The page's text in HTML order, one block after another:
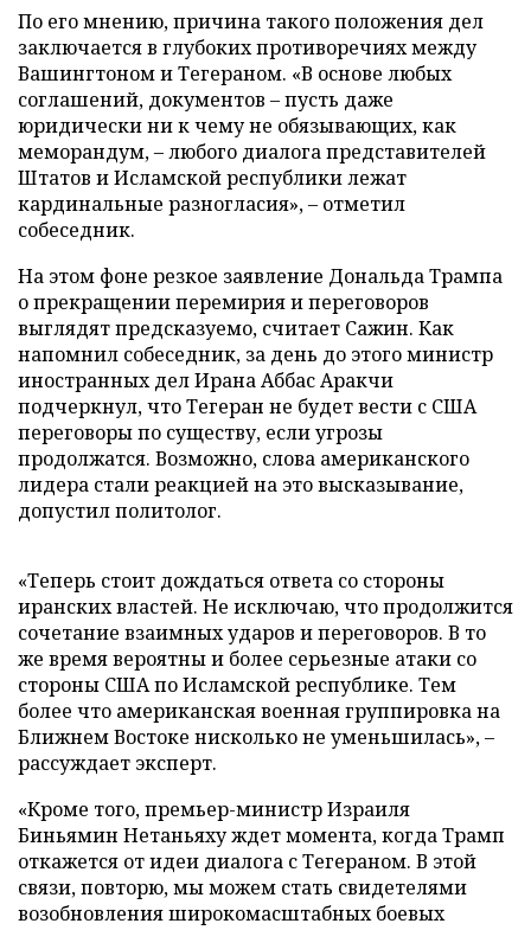
По его мнению, причина такого положения дел
заключается в глубоких противоречиях между
Вашингтоном и Тегераном. «В основе любых
соглашений, документов – пусть даже
юридически ни к чему не обязывающих, как
меморандум, – любого диалога представителей
Штатов и Исламской республики лежат
кардинальные разногласия», – отметил
собеседник.
На этом фоне резкое заявление Дональда Трампа
о прекращении перемирия и переговоров
выглядят предсказуемо, считает Сажин. Как
напомнил собеседник, за день до этого министр
иностранных дел Ирана Аббас Аракчи
подчеркнул, что Тегеран не будет вести с США
переговоры по существу, если угрозы
продолжатся. Возможно, слова американского
лидера стали реакцией на это высказывание,
допустил политолог.
«Теперь стоит дождаться ответа со стороны
иранских властей. Не исключаю, что продолжится
сочетание взаимных ударов и переговоров. В то
же время вероятны и более серьезные атаки со
стороны США по Исламской республике. Тем
более что американская военная группировка на
Ближнем Востоке нисколько не уменьшилась», –
рассуждает эксперт.
«Кроме того, премьер-министр Израиля
Биньямин Нетаньяху ждет момента, когда Трамп
откажется от идеи диалога с Тегераном. В этой
связи, повторю, мы можем стать свидетелями
возобновления широкомасштабных боевых